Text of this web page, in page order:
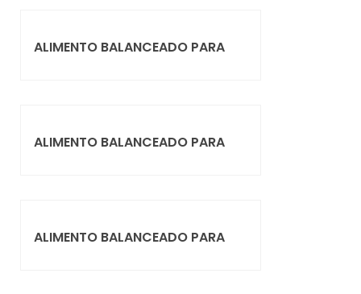
ALIMENTO BALANCEADO PARA
ALIMENTO BALANCEADO PARA
ALIMENTO BALANCEADO PARA